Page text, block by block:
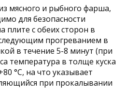
мясного и рыбного фарша,
для безопасности
плите с обеих сторон в
прогреванием в
в течение 5-8 минут (при
температура в толще куска
°С, на что указывает
при прокалывании